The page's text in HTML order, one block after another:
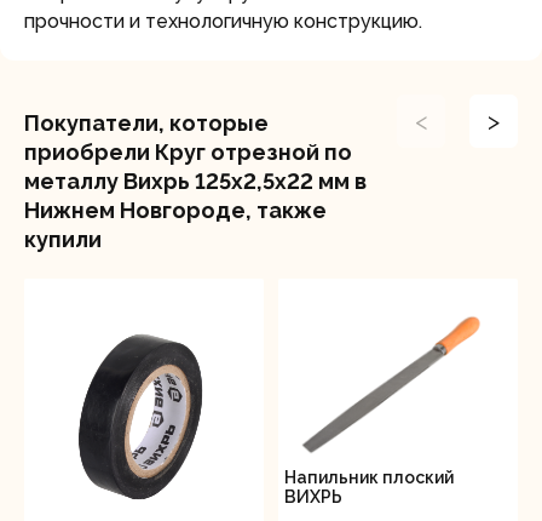
прочности и технологичную конструкцию.
Покупатели, которые
приобрели Круг отрезной по
металлу Вихрь 125х2,5х22 мм в
Нижнем Новгороде, также
купили
< >
Напильник плоский
ВИХРЬ